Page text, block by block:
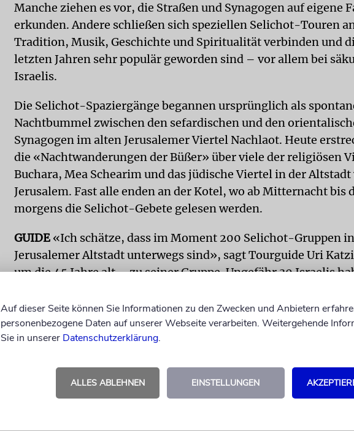
Manche ziehen es vor, die Straßen und Synagogen auf eigene
erkunden. Andere schließen sich speziellen Selichot-Touren
Tradition, Musik, Geschichte und Spiritualität verbinden und
letzten Jahren sehr populär geworden sind – vor allem bei
Israelis.
Die Selichot-Spaziergänge begannen ursprünglich als
Nachtbummel zwischen den sefardischen und den
Synagogen im alten Jerusalemer Viertel Nachlaot. Heute
die «Nachtwanderungen der Büßer» über viele der religiösen
Buchara, Mea Schearim und das jüdische Viertel in der Altstadt
Jerusalem. Fast alle enden an der Kotel, wo ab Mitternacht bis
morgens die Selichot-Gebete gelesen werden.
GUIDE «Ich schätze, dass im Moment 200 Selichot-Gruppen
Jerusalemer Altstadt unterwegs sind», sagt Tourguide Uri
um die 45 Jahre alt – zu seiner Gruppe. Ungefähr 30 Israelis
versammelt. 70 Schekel haben sie für die Selichot-Tour
der Teilnehmer trägt eine Kippa.
einen Olivenbaum außerhalb der Stadtmauer. Uri liest ein Stück
«Bustan Sefaradi» des ehemaligen israelischen Präsidenten
Auf dieser Seite können Sie Informationen zu den Zwecken und Anbietern
personenbezogene Daten auf unserer Webseite verarbeiten. Weitergehende
Sie in unserer Datenschutzerklärung.
ALLES ABLEHNEN EINSTELLUNGEN